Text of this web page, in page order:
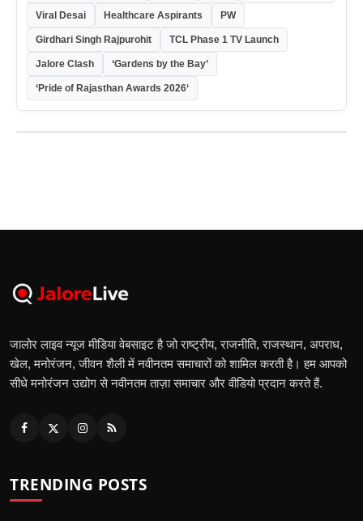
Viral Desai Healthcare Aspirants PW
Girdhari Singh Rajpurohit TCL Phase 1 TV Launch
Jalore Clash ‘Gardens by the Bay’
‘Pride of Rajasthan Awards 2026‘
जालोर लाइव न्यूज मीडिया वेबसाइट है जो राष्ट्रीय, राजनीति, राजस्थान, अपराध,
खेल, मनोरंजन, जीवन शैली में नवीनतम समाचारों को शामिल करती है। हम आपको
सीधे मनोरंजन उद्योग से नवीनतम ताज़ा समाचार और वीडियो प्रदान करते हैं.
TRENDING POSTS